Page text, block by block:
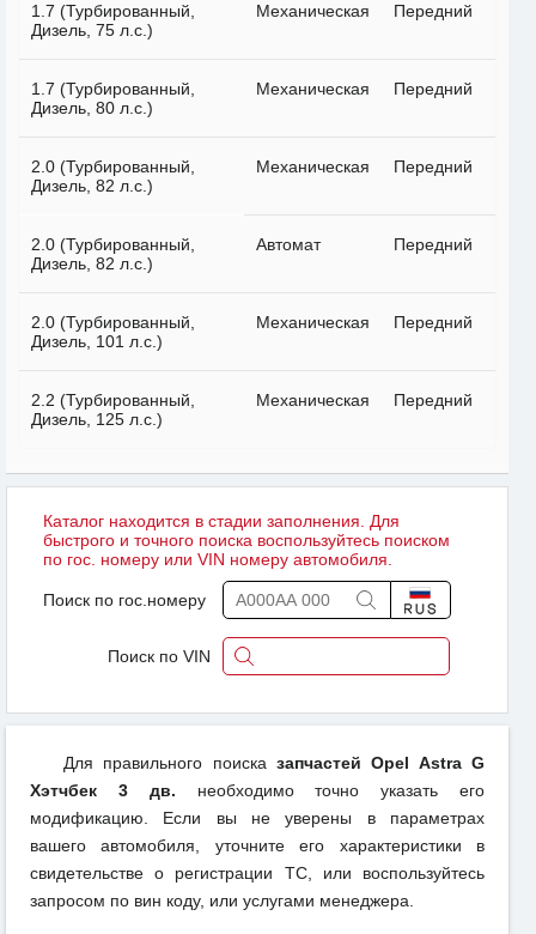
1.7 (Турбированный,
Дизель, 75 л.с.)
Механическая Передний
1.7 (Турбированный,
Дизель, 80 л.с.)
Механическая Передний
2.0 (Турбированный,
Дизель, 82 л.с.)
Механическая Передний
2.0 (Турбированный,
Дизель, 82 л.с.)
Автомат Передний
2.0 (Турбированный,
Дизель, 101 л.с.)
Механическая Передний
2.2 (Турбированный,
Дизель, 125 л.с.)
Механическая Передний
Каталог находится в стадии заполнения. Для
быстрого и точного поиска воспользуйтесь поиском
по гос. номеру или VIN номеру автомобиля.
Поиск по гос.номеру
Поиск по VIN
Для правильного поиска запчастей Opel Astra G
Хэтчбек 3 дв. необходимо точно указать его
модификацию. Если вы не уверены в параметрах
вашего автомобиля, уточните его характеристики в
свидетельстве о регистрации ТС, или воспользуйтесь
запросом по вин коду, или услугами менеджера.